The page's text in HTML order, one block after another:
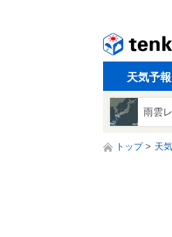
天気予報
雨雲
トップ 天